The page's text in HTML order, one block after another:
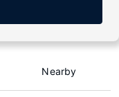
Nearby